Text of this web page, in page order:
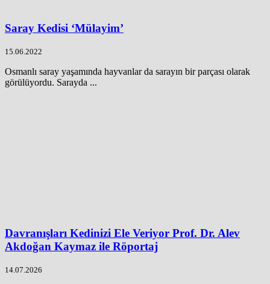
Saray Kedisi ‘Mülayim’
15.06.2022
Osmanlı saray yaşamında hayvanlar da sarayın bir parçası olarak
görülüyordu. Sarayda ...
Davranışları Kedinizi Ele Veriyor Prof. Dr. Alev
Akdoğan Kaymaz ile Röportaj
14.07.2026